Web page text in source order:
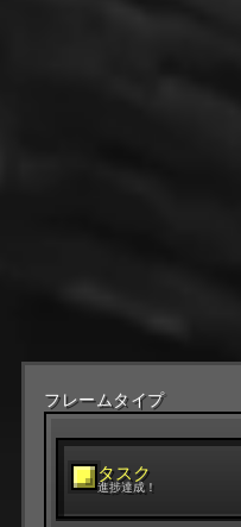
フレームタイプ
タスク
進捗達成！